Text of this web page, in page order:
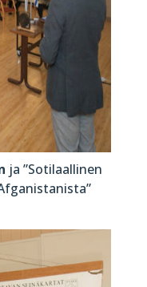
ja ”Sotilaallinen